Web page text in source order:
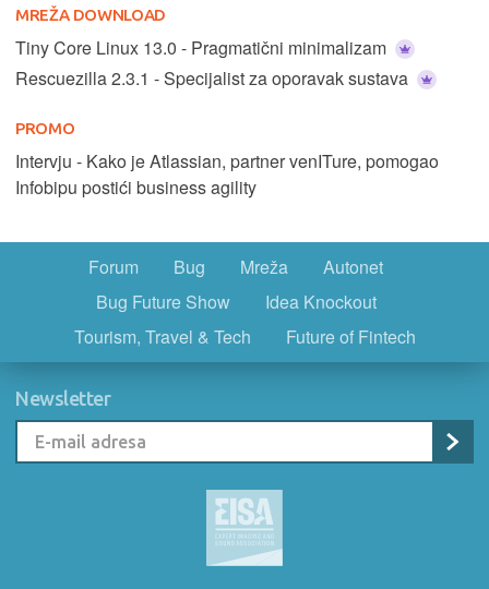
MREŽA DOWNLOAD
Tiny Core Linux 13.0 - Pragmatični minimalizam
Rescuezilla 2.3.1 - Specijalist za oporavak sustava
PROMO
Intervju - Kako je Atlassian, partner venITure, pomogao
Infobipu postići business agility
Forum Bug Mreža
Autonet
Bug Future Show
Idea Knockout
Tourism, Travel & Tech
Future of Fintech
Newsletter